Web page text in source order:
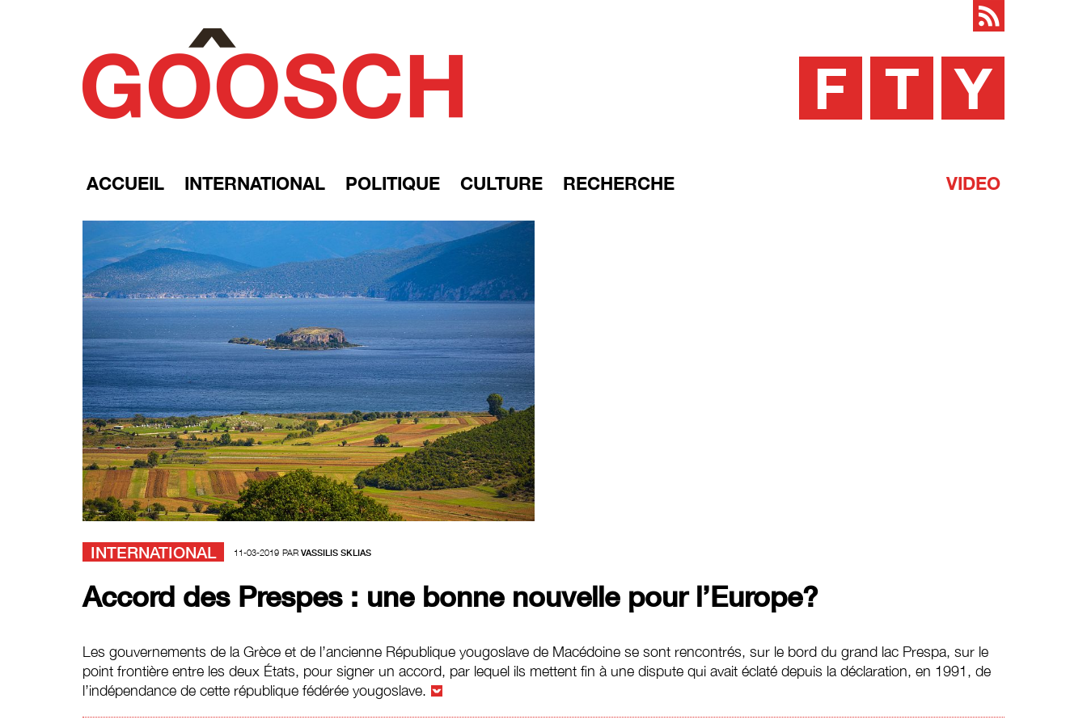
F T Y
ACCUEIL INTERNATIONAL POLITIQUE CULTURE RECHERCHE VIDEO
INTERNATIONAL 11-03-2019 PAR VASSILIS SKLIAS
Accord des Prespes : une bonne nouvelle pour l’Europe?
Les gouvernements de la Grèce et de l’ancienne République yougoslave de Macédoine se sont rencontrés, sur le bord du grand lac Prespa, sur le
point frontière entre les deux États, pour signer un accord, par lequel ils mettent fin à une dispute qui avait éclaté depuis la déclaration, en 1991, de
l’indépendance de cette république fédérée yougoslave.